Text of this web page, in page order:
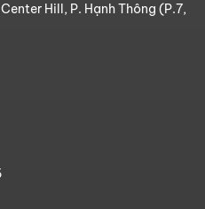
Hill, P. Hạnh Thông (P.7,